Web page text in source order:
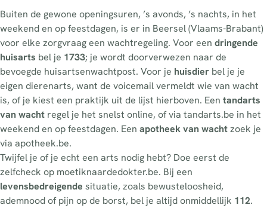
Buiten de gewone openingsuren, ’s avonds, ’s nachts, in het
weekend en op feestdagen, is er in Beersel (Vlaams-Brabant)
voor elke zorgvraag een wachtregeling. Voor een dringende
huisarts bel je 1733; je wordt doorverwezen naar de
bevoegde huisartsenwachtpost. Voor je huisdier bel je je
eigen dierenarts, want de voicemail vermeldt wie van wacht
is, of je kiest een praktijk uit de lijst hierboven. Een tandarts
van wacht regel je het snelst online, of via tandarts.be in het
weekend en op feestdagen. Een apotheek van wachtzoek je
via apotheek.be.
Twijfel je of je echt een arts nodig hebt? Doe eerst de
zelfcheck op moetiknaardedokter.be. Bij een
levensbedreigende situatie, zoals bewusteloosheid,
ademnood of pijn op de borst, bel je altijd onmiddellijk 112.